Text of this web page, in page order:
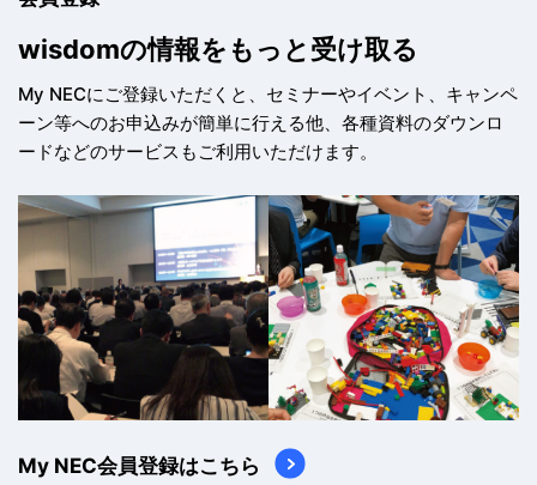
wisdomの情報を もっと受け取る
My NECにご登録いただくと、セミナーやイベント、 キャンペ
ーン等へのお申込みが簡単に行える他、 各種資料のダウンロ
ードなどのサービスもご利用いただけます。
My NEC会員登録はこちら